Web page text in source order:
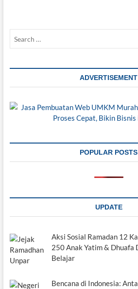
ADVERTISEMENT
POPULAR POSTS
UPDATE
Aksi Sosial Ramadan 12
250 Anak Yatim & Dhuafa
Belajar
Bencana di Indonesia: